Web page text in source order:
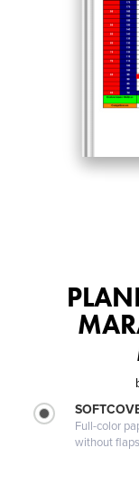
Full-color
without flaps